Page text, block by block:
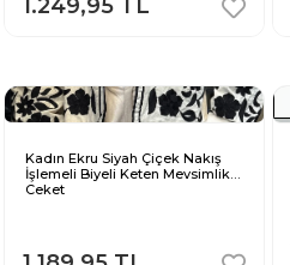
1.249,95 TL
Kadın Ekru Siyah Çiçek Nakış
İşlemeli Biyeli Keten Mevsimlik
Ceket